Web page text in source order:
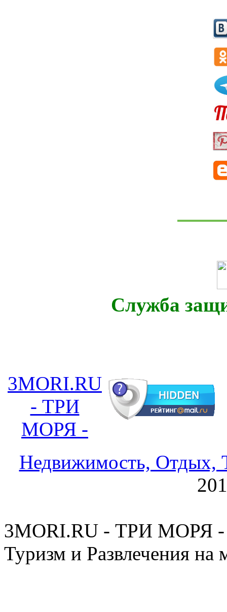
Служба
3MORI.RU
- ТРИ
МОРЯ -
Недвижимость, Отдых,
3MORI.RU - ТРИ МОРЯ -
Туризм и Развлечения на